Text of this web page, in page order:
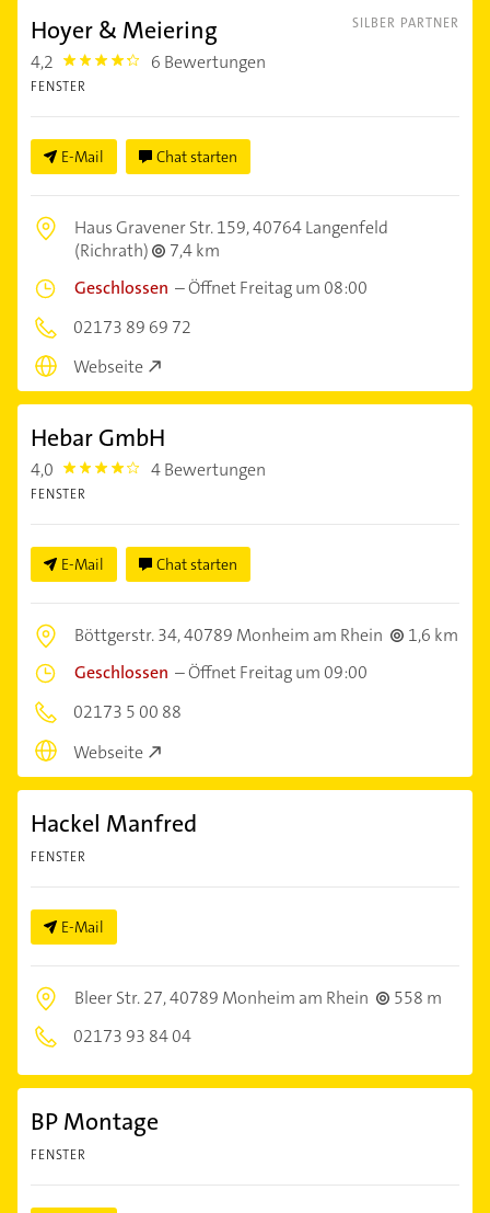
SILBER PARTNER
Hoyer & Meiering
4,2 4.2000003 6 Bewertungen
FENSTER
E-Mail Chat starten
Haus Gravener Str. 159,40764 Langenfeld
(Richrath)
7,4 km
Geschlossen –Öffnet Freitag um 08:00
02173 89 69 72
Webseite
Hebar GmbH
4,0 4.0 4 Bewertungen
FENSTER
E-Mail Chat starten
Böttgerstr. 34,40789 Monheim am Rhein
1,6 km
Geschlossen –Öffnet Freitag um 09:00
02173 5 00 88
Webseite
Hackel Manfred
FENSTER
E-Mail
Bleer Str. 27,40789 Monheim am Rhein
558 m
02173 93 84 04
BP Montage
FENSTER